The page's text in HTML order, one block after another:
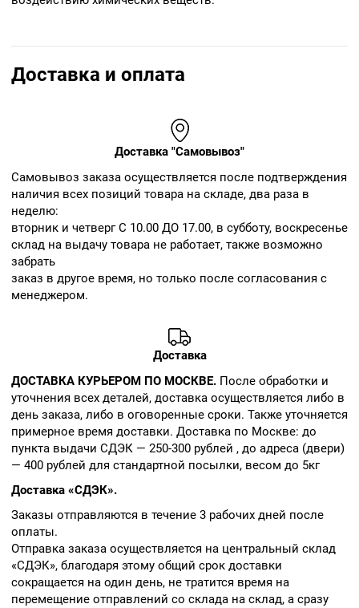
Доставка и оплата
Доставка "Самовывоз"
Cамовывоз заказа осуществляется после подтверждения
наличия всех позиций товара на складе, два раза в
неделю:
вторник и четверг С 10.00 ДО 17.00, в субботу, воскресенье
склад на выдачу товара не работает, также возможно
забрать
заказ в другое время, но только после согласования с
менеджером.
Доставка
ДОСТАВКА КУРЬЕРОМ ПО МОСКВЕ. После обработки и
уточнения всех деталей, доставка осуществляется либо в
день заказа, либо в оговоренные сроки. Также уточняется
примерное время доставки. Доставка по Москве: до
пункта выдачи СДЭК — 250-300 рублей , до адреса (двери)
— 400 рублей для стандартной посылки, весом до 5кг
Доставка «СДЭК».
Заказы отправляются в течение 3 рабочих дней после
оплаты.
Отправка заказа осуществляется на центральный склад
«СДЭК», благодаря этому общий срок доставки
сокращается на один день, не тратится время на
перемещение отправлений со склада на склад, а сразу